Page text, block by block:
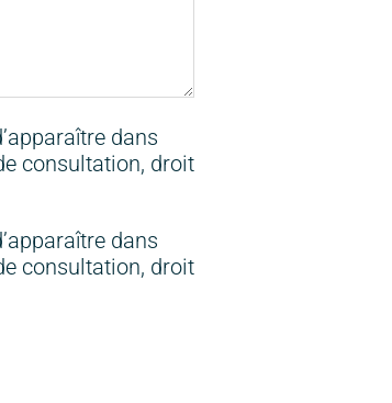
dans
consultation, droit
dans
consultation, droit